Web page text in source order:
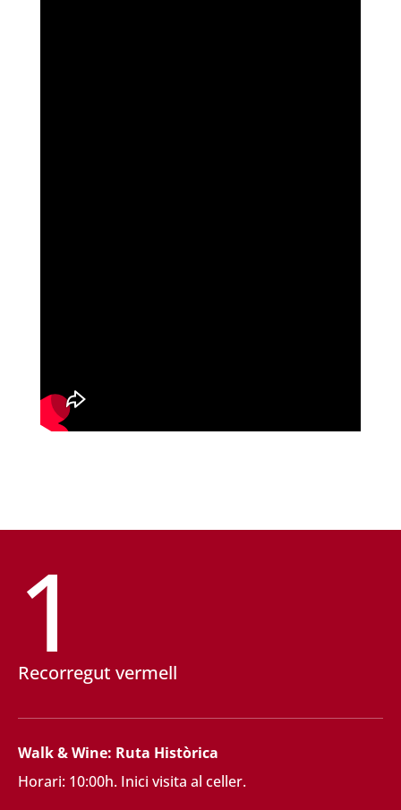
1
Recorregut vermell
Walk & Wine: Ruta Històrica
Horari: 10:00h. Inici visita al celler.